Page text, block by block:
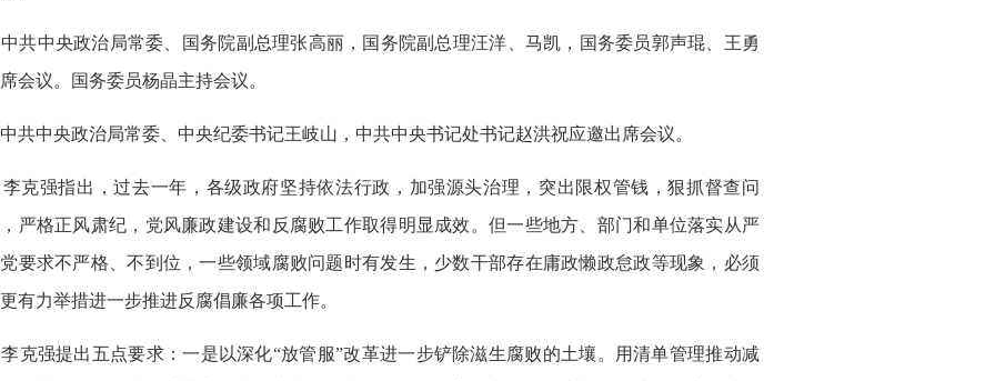
共中央政治局常委、国务院副总理张高丽，国务院副总理汪洋、马凯，国务委员郭声琨、王勇
会议。国务委员杨晶主持会议。
共中央政治局常委、中央纪委书记王岐山，中共中央书记处书记赵洪祝应邀出席会议。
克强指出，过去一年，各级政府坚持依法行政，加强源头治理，突出限权管钱，狠抓督查问
严格正风肃纪，党风廉政建设和反腐败工作取得明显成效。但一些地方、部门和单位落实从严
要求不严格、不到位，一些领域腐败问题时有发生，少数干部存在庸政懒政怠政等现象，必须
有力举措进一步推进反腐倡廉各项工作。
克强提出五点要求：一是以深化“放管服”改革进一步铲除滋生腐败的土壤。用清单管理推动减